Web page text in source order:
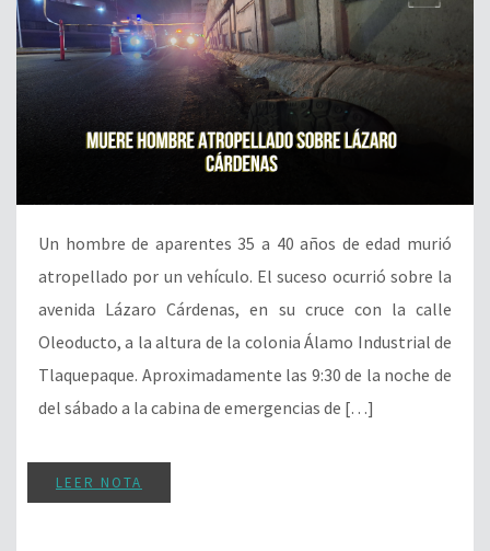
Un hombre de aparentes 35 a 40 años de edad murió
atropellado por un vehículo. El suceso ocurrió sobre la
avenida Lázaro Cárdenas, en su cruce con la calle
Oleoducto, a la altura de la colonia Álamo Industrial de
Tlaquepaque. Aproximadamente las 9:30 de la noche de
del sábado a la cabina de emergencias de […]
LEER NOTA